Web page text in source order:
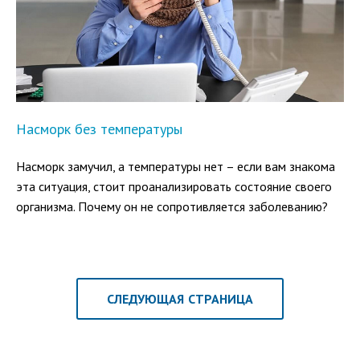
эффективность ее лечения?
Насморк без температуры
Насморк замучил, а температуры нет – если вам знакома
эта ситуация, стоит проанализировать состояние своего
организма. Почему он не сопротивляется заболеванию?
СЛЕДУЮЩАЯ СТРАНИЦА